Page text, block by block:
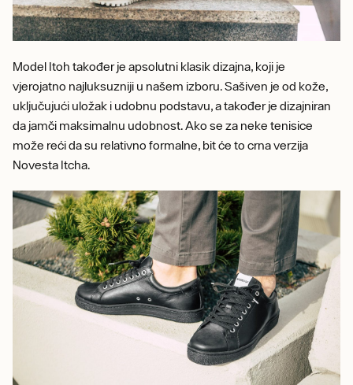
Model Itoh također je apsolutni klasik dizajna, koji je
vjerojatno najluksuzniji u našem izboru. Sašiven je od kože,
uključujući uložak i udobnu podstavu, a također je dizajniran
da jamči maksimalnu udobnost. Ako se za neke tenisice
može reći da su relativno formalne, bit će to crna verzija
Novesta Itcha.